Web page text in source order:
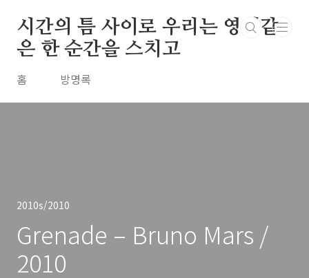
시간의 틈 사이로 우리는 영원같
은 한 순간을 스치고
홈 방명록
2010s/2010
Grenade – Bruno Mars /
2010